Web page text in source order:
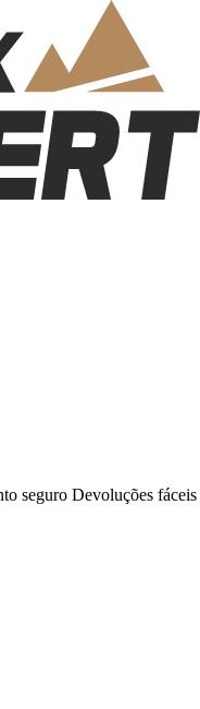
seguro Devoluções fáceis